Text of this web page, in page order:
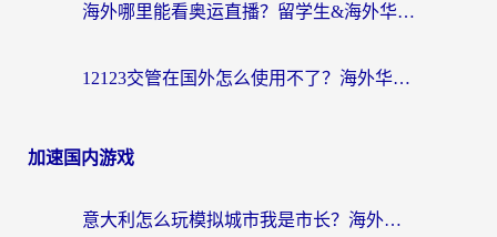
海外哪里能看奥运直播？留学生&海外华人必看的体育赛事观赛终极指南
12123交管在国外怎么使用不了？海外华人必看的无缝访问国内资源指南
加速国内游戏
意大利怎么玩模拟城市我是市长？海外党国服游戏加速终极攻略（附三国3量子特攻解决办法）